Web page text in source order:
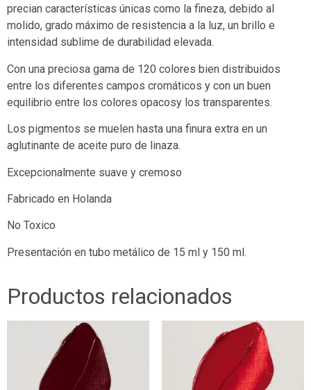
precian características únicas como la fineza, debido al
molido, grado máximo de resistencia a la luz, un brillo e
intensidad sublime de durabilidad elevada.
Con una preciosa gama de 120 colores bien distribuidos
entre los diferentes campos cromáticos y con un buen
equilibrio entre los colores opacosy los transparentes.
Los pigmentos se muelen hasta una finura extra en un
aglutinante de aceite puro de linaza.
Excepcionalmente suave y cremoso
Fabricado en Holanda
No Toxico
Presentación en tubo metálico de 15 ml y 150 ml.
Productos relacionados